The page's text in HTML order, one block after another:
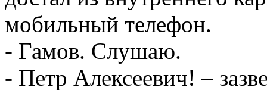
мобильный телефон.
- Гамов. Слушаю.
- Петр Алексеевич! –